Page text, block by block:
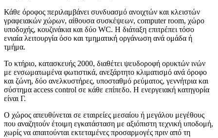
Κάθε όροφος περιλαμβάνει συνδυασμό ανοιχτών και κλειστών
γραφειακών χώρων, αίθουσα συσκέψεων, computer room, χώρο
υποδοχής, κουζινάκια και δύο WC. Η διάταξη επιτρέπει τόσο
ενιαία λειτουργία όσο και τμηματική οργάνωση ανά ομάδα ή
τμήμα.
Το κτήριο, κατασκευής 2000, διαθέτει ψευδοροφή ορυκτών ινών
με ενσωματωμένα φωτιστικά, ανεξάρτητο κλιματισμό ανά όροφο
και ζώνη, δύο ανελκυστήρες, υποσταθμό ρεύματος, γεννήτρια και
σύστημα access control σε κάθε επίπεδο. Η ενεργειακή κατηγορία
είναι Γ.
Ο χώρος απευθύνεται σε εταιρείες μεσαίου ή μεγάλου μεγέθους
που αναζητούν έτοιμη εγκατάσταση με αξιόπιστη τεχνική υποδομή,
χωρίς να απαιτούνται εκτεταμένες προσαρμογές πριν από τη